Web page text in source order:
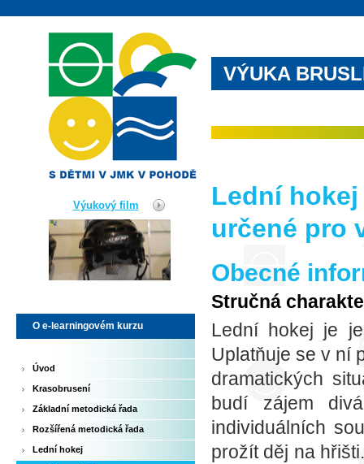
Výukový film
O e-learningovém kurzu
Úvod
Krasobrusení
Základní metodická řada
Rozšířená metodická řada
Lední hokej
VÝUKA
Lední
určené pro
Obecné
Stručná
Lední hokej je
Uplatňuje se v ní
dramatických
budí zájem
individuálních
prožít děj na